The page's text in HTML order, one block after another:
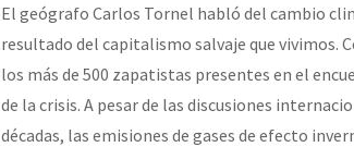
Dia 1: Encontro “Guerra contra a Humanidade”
[CDMX – 20 julio] Jornadas globales por la
El geógrafo Carlos Tornel habló del cambio
resultado del capitalismo salvaje que vivimos.
los más de 500 zapatistas presentes en el
de la crisis. A pesar de las discusiones
décadas, las emisiones de gases de efecto